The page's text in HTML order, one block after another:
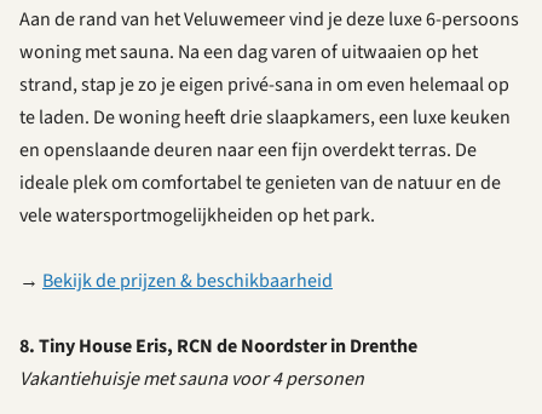
Aan de rand van het Veluwemeer vind je deze luxe 6-persoons
woning met sauna. Na een dag varen of uitwaaien op het
strand, stap je zo je eigen privé-sana in om even helemaal op
te laden. De woning heeft drie slaapkamers, een luxe keuken
en openslaande deuren naar een fijn overdekt terras. De
ideale plek om comfortabel te genieten van de natuur en de
vele watersportmogelijkheiden op het park.
→ Bekijk de prijzen & beschikbaarheid
8. Tiny House Eris, RCN de Noordster in Drenthe
Vakantiehuisje met sauna voor 4 personen